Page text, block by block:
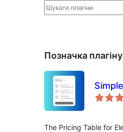
Пошук
Позначка
The Pricing Table for